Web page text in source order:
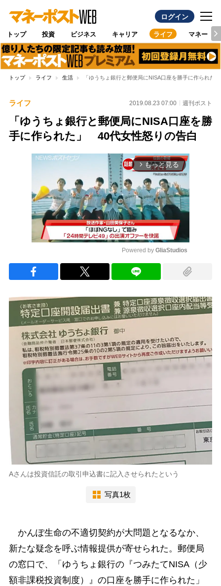
ログイン
トップ 投資 ビジネス キャリア ライフ マネー
トップ ライフ 生活 「ゆうちょ銀行と郵便局にNISA口座を勝手に作られた
ライフ 2019.08.23 07:00 週刊ポスト
「ゆうちょ銀行と郵便局にNISA口座を勝
手に作られた」 40代女性怒りの告白
arrow_forward_ios もっと見る
Powered by GliaStudios
Aさんは投資信託の取引申込書に記入させられたという
写真1枚
かんぽ生命の不適切契約が大問題となるなか、
新たな疑念を呼ぶ情報提供が寄せられた。郵便局
の窓口で、「ゆうちょ銀行の『つみたてNISA（少
額非課税投資制度）』の口座を勝手に作られた」